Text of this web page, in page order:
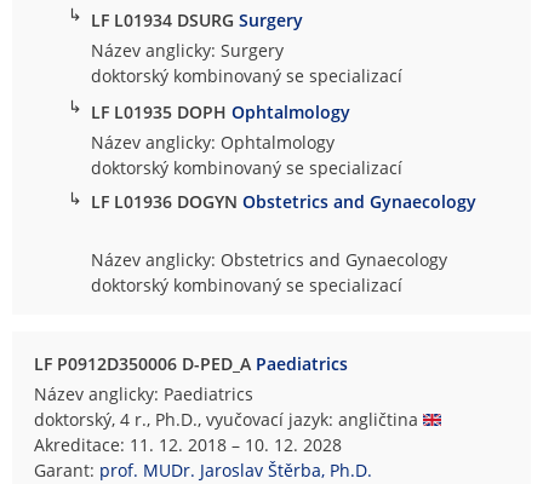
↳ LF L01934 DSURGSurgery
Název anglicky: Surgery
doktorský kombinovaný se specializací
↳ LF L01935 DOPHOphtalmology
Název anglicky: Ophtalmology
doktorský kombinovaný se specializací
↳ LF L01936 DOGYNObstetrics and Gynaecology
Název anglicky: Obstetrics and Gynaecology
doktorský kombinovaný se specializací
LF P0912D350006 D-PED_A Paediatrics
Název anglicky: Paediatrics
doktorský, 4 r., Ph.D., vyučovací jazyk: angličtina
Akreditace: 11. 12. 2018 – 10. 12. 2028
Garant: prof. MUDr. Jaroslav Štěrba, Ph.D.